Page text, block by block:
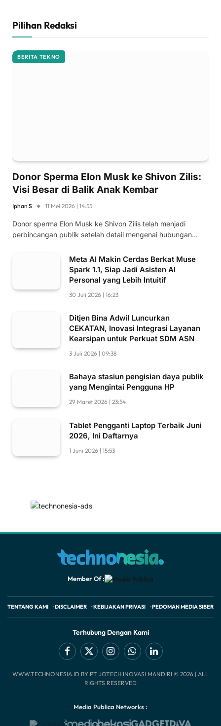
Pilihan Redaksi
BERITA TEKNO
Donor Sperma Elon Musk ke Shivon Zilis:
Visi Besar di Balik Anak Kembar
Iphan S 11 Mei 2026 | 14:55
Donor sperma Elon Musk ke Shivon Zilis telah menjadi
perbincangan publik setelah detail mengenai hubungan…
Meta AI Makin Cerdas Berkat Muse
Spark 1.1, Siap Jadi Asisten AI
Personal yang Lebih Intuitif
30 Juli 2026 | 16:23
Ditjen Bina Adwil Luncurkan
CEKATAN, Inovasi Integrasi Layanan
Kearsipan untuk Perkuat SDM ASN
3 Juli 2026 | 09:38
Bahaya stasiun pengisian daya publik
yang Mengintai Pengguna HP
29 Maret 2026 | 23:54
Tablet Pengganti Laptop Terbaik Juni
2026, Ini Daftarnya
1 Juni 2026 | 15:53
Member Of :
TENTANG KAMI DISCLAIMER KEBIJAKAN PRIVASI PEDOMAN MEDIA SIBER
Terhubung Dengan Kami
Facebook
X
(Twitter)
InstagramWhatsAppLinkedIn
WWW.TECHNONESIA.ID BY PT JOTECH INOVASI MANDIRI © 2026 | ALL
RIGHTS RESERVED
Media Publica Networks :